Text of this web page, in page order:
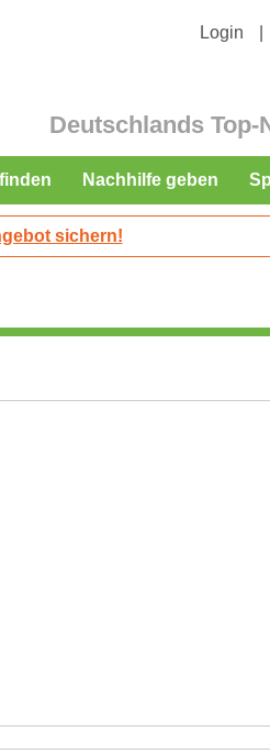
Login
Deutschlands
Nachhilfe geben
sichern!